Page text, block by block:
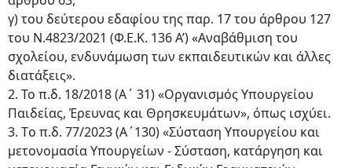
γ) του δεύτερου εδαφίου της παρ. 17 του άρθρου 127
του Ν.4823/2021 (Φ.Ε.Κ. 136 Α’) «Αναβάθμιση του
σχολείου, ενδυνάμωση των εκπαιδευτικών και άλλες
διατάξεις».
2. Το π.δ. 18/2018 (Α΄ 31) «Οργανισμός Υπουργείου
Παιδείας, Έρευνας και Θρησκευμάτων», όπως ισχύει.
3. Τo π.δ. 77/2023 (Α΄130) «Σύσταση Υπουργείου και
μετονομασία Υπουργείων - Σύσταση, κατάργηση και